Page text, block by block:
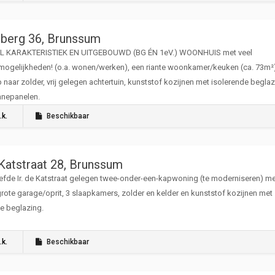
36, Brunssum
KARAKTERISTIEK EN UITGEBOUWD (BG ÉN 1eV.) WOONHUIS met veel
(o.a. wonen/werken), een riante woonkamer/keuken (ca.
naar zolder, vrij gelegen achtertuin, kunststof kozijnen met isolerende
Beschikbaar
28, Brunssum
Ir. de Katstraat gelegen twee-onder-een-kapwoning (te moderniseren)
garage/oprit, 3 slaapkamers, zolder en kelder en kunststof kozijnen met
beglazing.
Beschikbaar